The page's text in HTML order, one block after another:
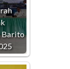
Barito